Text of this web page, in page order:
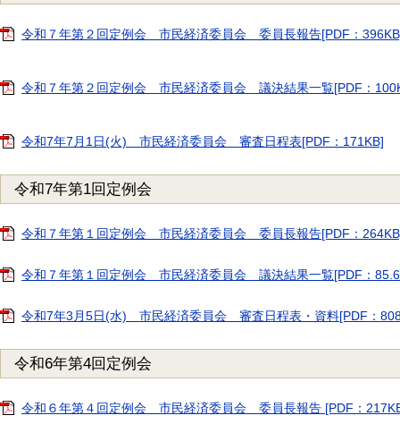
令和７年第２回定例会 市民経済委員会 委員長報告[PDF：
令和７年第２回定例会 市民経済委員会 議決結果一覧[PDF：
令和7年7月1日(火) 市民経済委員会 審査日程表[PDF：171KB]
令和7年第1回定例会
令和７年第１回定例会 市民経済委員会 委員長報告[PDF：
令和７年第１回定例会 市民経済委員会 議決結果一覧[PDF：
令和7年3月5日(水) 市民経済委員会 審査日程表・資料[PDF：
令和6年第4回定例会
令和６年第４回定例会 市民経済委員会 委員長報告 [PDF：